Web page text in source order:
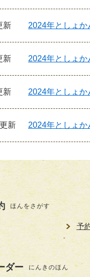
新 2024年としょ
新 2024年としょ
新 2024年としょ
新 2024年としょ
ほんをさがす
予
ダー にんきのほん